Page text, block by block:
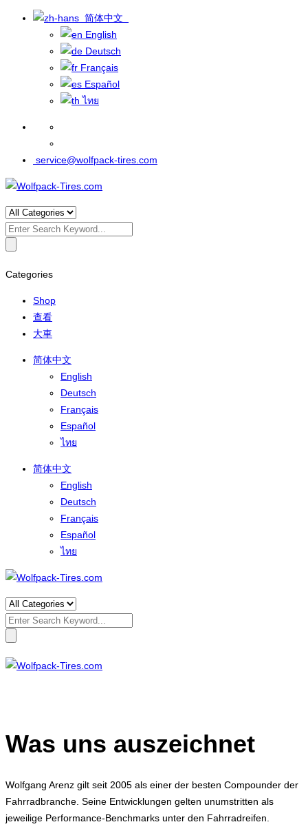
简体中文
English
Deutsch
Français
Español
ไทย
service@wolfpack-tires.com
Search
Categories
Shop
查看
大車
简体中文
English
Deutsch
Français
Español
ไทย
简体中文
English
Deutsch
Français
Español
ไทย
Search
Was uns auszeichnet
Wolfgang Arenz gilt seit 2005 als einer der besten Compounder der
Fahrradbranche. Seine Entwicklungen gelten unumstritten als
jeweilige Performance-Benchmarks unter den Fahrradreifen.